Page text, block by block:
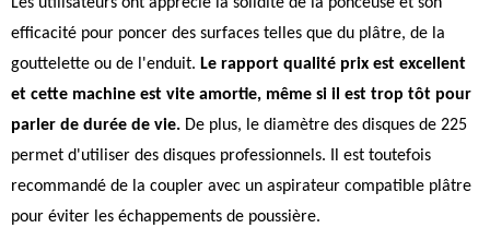
efficacité pour poncer des surfaces telles que du plâtre, de la
gouttelette ou de l'enduit. Le rapport qualité prix est excellent
et cette machine est vite amortie, même si il est trop tôt pour
parler de durée de vie. De plus, le diamètre des disques de 225
permet d'utiliser des disques professionnels. Il est toutefois
recommandé de la coupler avec un aspirateur compatible plâtre
pour éviter les échappements de poussière.